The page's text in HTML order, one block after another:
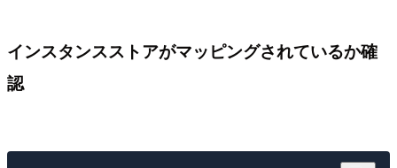
インスタンスストアがマッピングされているか確
認